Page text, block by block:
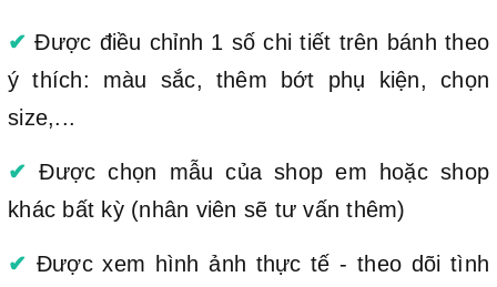
✔ Được điều chỉnh 1 số chi tiết trên bánh theo
ý thích: màu sắc, thêm bớt phụ kiện, chọn
size,...
✔ Được chọn mẫu của shop em hoặc shop
khác bất kỳ (nhân viên sẽ tư vấn thêm)
✔ Được xem hình ảnh thực tế - theo dõi tình